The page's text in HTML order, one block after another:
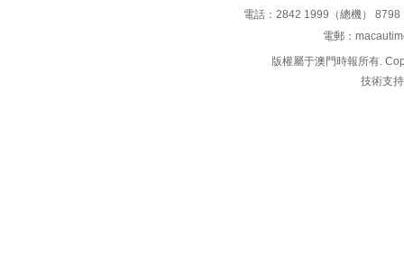
電話：2842 1999（總機）
電郵：
版權屬于澳門時報所有.
技術支